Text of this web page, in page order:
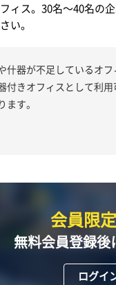
ィス。30名～40名の
い。
什器が不足しているオ
付きオフィスとして利
す。
会員限
無料会員登録
ログイ